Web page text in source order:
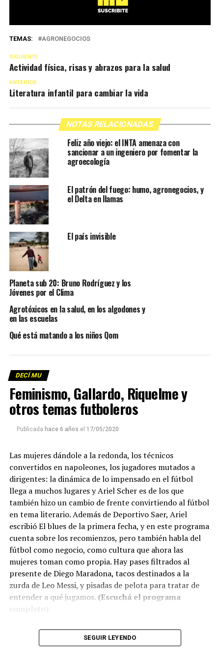
TEMAS: AGRONEGOCIOS
SIGUIENTE
Actividad física, risas y abrazos para la salud
ANTERIOR
Literatura infantil para cambiar la vida
NOTAS RELACIONADAS
Feliz año viejo: el INTA amenaza con
sancionar a un ingeniero por fomentar la
agroecología
El patrón del fuego: humo, agronegocios, y
el Delta en llamas
El país invisible
Planeta sub 20: Bruno Rodríguez y los
Jóvenes por el Clima
Agrotóxicos en la salud, en los algodones y
en las escuelas
Qué está matando a los niños Qom
DECÍ MU
Feminismo, Gallardo, Riquelme y
otros temas futboleros
Publicada hace 6 años el 17/05/2020
Las mujeres dándole a la redonda, los técnicos
convertidos en napoleones, los jugadores mutados a
dirigentes: la dinámica de lo impensado en el fútbol
llega a muchos lugares y Ariel Scher es de los que
también hizo un cambio de frente convirtiendo al fútbol
en tema literario. Además de Deportivo Saer, Ariel
escribió El blues de la primera fecha, y en este programa
cuenta sobre los recomienzos, pero también habla del
fútbol como negocio, como cultura que ahora las
mujeres toman como propia. Hay pases filtrados al
presente de Diego Maradona, tacos destinados a la
zurda de Leo Messi, y pisadas de pelota para tratar de
entender a qué jugamos. (Escuchá el programa
Descargar los archivos de audio:Bloque 1/Bloque 2
SEGUIR LEYENDO